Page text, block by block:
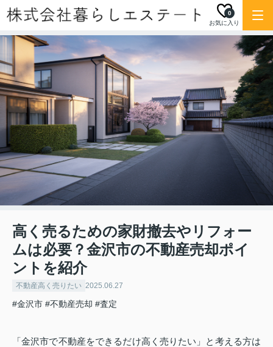
お気に入り
0
高く売るための家財撤去やリフォー
ムは必要？金沢市の不動産売却ポイ
ントを紹介
不動産高く売りたい 2025.06.27
#金沢市 #不動産売却 #査定
「金沢市で不動産をできるだけ高く売りたい」と考える方は